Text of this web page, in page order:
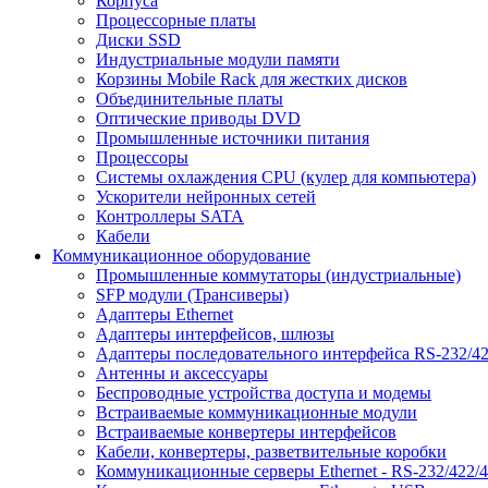
Процессорные платы
Диски SSD
Индустриальные модули памяти
Корзины Mobile Rack для жестких дисков
Объединительные платы
Оптические приводы DVD
Промышленные источники питания
Процессоры
Системы охлаждения CPU (кулер для компьютера)
Ускорители нейронных сетей
Контроллеры SATA
Кабели
Коммуникационное оборудование
Промышленные коммутаторы (индустриальные)
SFP модули (Трансиверы)
Адаптеры Ethernet
Адаптеры интерфейсов, шлюзы
Адаптеры последовательного интерфейса RS-232/
Антенны и аксессуары
Беспроводные устройства доступа и модемы
Встраиваемые коммуникационные модули
Встраиваемые конвертеры интерфейсов
Кабели, конвертеры, разветвительные коробки
Коммуникационные серверы Ethernet - RS-232/422/